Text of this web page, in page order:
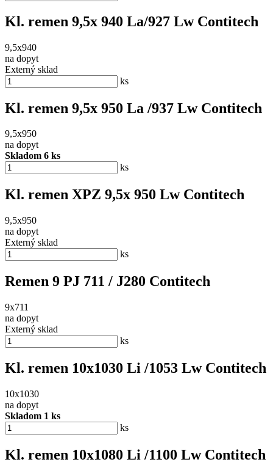
Kl. remen 9,5x 940 La/927 Lw Contitech
9,5x940
na dopyt
Externý sklad
ks
Kl. remen 9,5x 950 La /937 Lw Contitech
9,5x950
na dopyt
Skladom 6 ks
ks
Kl. remen XPZ 9,5x 950 Lw Contitech
9,5x950
na dopyt
Externý sklad
ks
Remen 9 PJ 711 / J280 Contitech
9x711
na dopyt
Externý sklad
ks
Kl. remen 10x1030 Li /1053 Lw Contitech
10x1030
na dopyt
Skladom 1 ks
ks
Kl. remen 10x1080 Li /1100 Lw Contitech